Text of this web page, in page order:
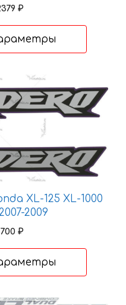
₽Диапазон
–
XL-125 XL-1000
2009
₽Диапазон
–